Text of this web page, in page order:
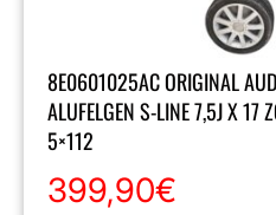
8E0601025AC ORIGINAL
ALUFELGEN S-LINE 7,5J X 17
5×112
399,90€